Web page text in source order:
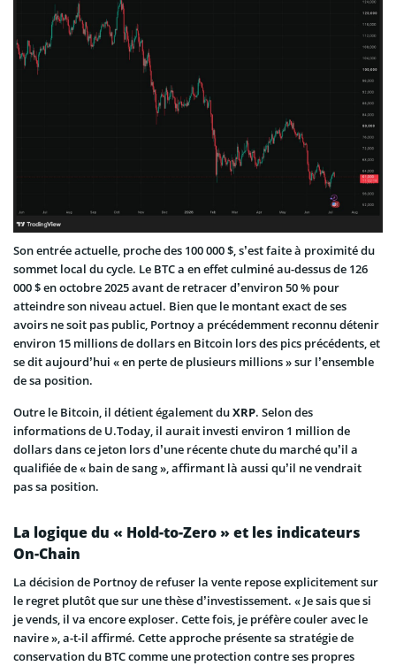
Son entrée actuelle, proche des 100 000 $, s’est faite à proximité du
sommet local du cycle. Le BTC a en effet culminé au-dessus de 126
000 $ en octobre 2025 avant de retracer d’environ 50 % pour
atteindre son niveau actuel. Bien que le montant exact de ses
avoirs ne soit pas public, Portnoy a précédemment reconnu détenir
environ 15 millions de dollars en Bitcoin lors des pics précédents, et
se dit aujourd’hui « en perte de plusieurs millions » sur l’ensemble
de sa position.
Outre le Bitcoin, il détient également duXRP. Selon des
informations de U.Today, il aurait investi environ 1 million de
dollars dans ce jeton lors d’une récente chute du marché qu’il a
qualifiée de « bain de sang », affirmant là aussi qu’il ne vendrait
pas sa position.
La logique du « Hold-to-Zero » et les indicateurs
On-Chain
La décision de Portnoy de refuser la vente repose explicitement sur
le regret plutôt que sur une thèse d’investissement. « Je sais que si
je vends, il va encore exploser. Cette fois, je préfère couler avec le
navire », a-t-il affirmé. Cette approche présente sa stratégie de
conservation du BTC comme une protection contre ses propres